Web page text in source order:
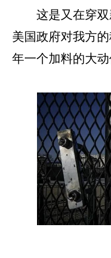
这是又在穿
美国政府对我方
年一个加料的大动